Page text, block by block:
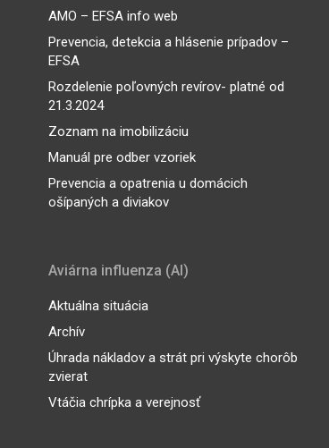
AMO – EFSA info web
Prevencia, detekcia a hlásenie prípadov –
EFSA
Rozdelenie poľovných revírov- platné od
21.3.2024
Zoznam na imobilizáciu
Manuál pre odber vzoriek
Prevencia a opatrenia u domácich
ošípaných a diviakov
Aviárna influenza (AI)
Aktuálna situácia
Archív
Úhrada nákladov a strát pri výskyte chorôb
zvierat
Vtáčia chrípka a verejnosť